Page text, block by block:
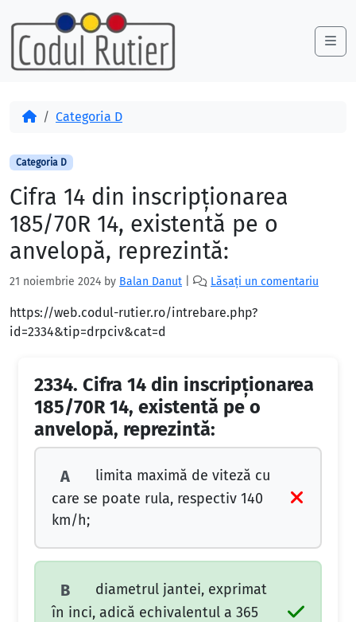
Skip to content
Skip to footer
AcasăCategoria D
Categoria D
Cifra 14 din inscripţionarea
185/70R 14, existentă pe o
anvelopă, reprezintă:
21 noiembrie 2024 by Balan Danut Lăsați un comentariu
https://web.codul-rutier.ro/intrebare.php?
id=2334&tip=drpciv&cat=d
2334. Cifra 14 din inscripţionarea
185/70R 14, existentă pe o
anvelopă, reprezintă:
A
limita maximă de viteză cu
care se poate rula, respectiv 140
km/h;
B
diametrul jantei, exprimat
în inci, adică echivalentul a 365